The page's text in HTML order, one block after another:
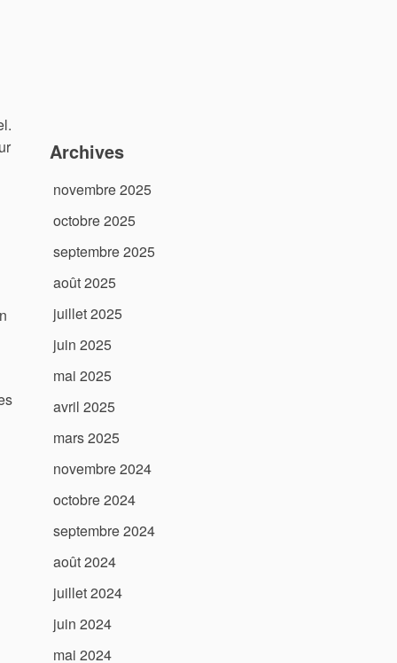
Archives
novembre 2025
octobre 2025
septembre 2025
août 2025
juillet 2025
juin 2025
mai 2025
avril 2025
mars 2025
novembre 2024
octobre 2024
septembre 2024
août 2024
juillet 2024
juin 2024
mai 2024